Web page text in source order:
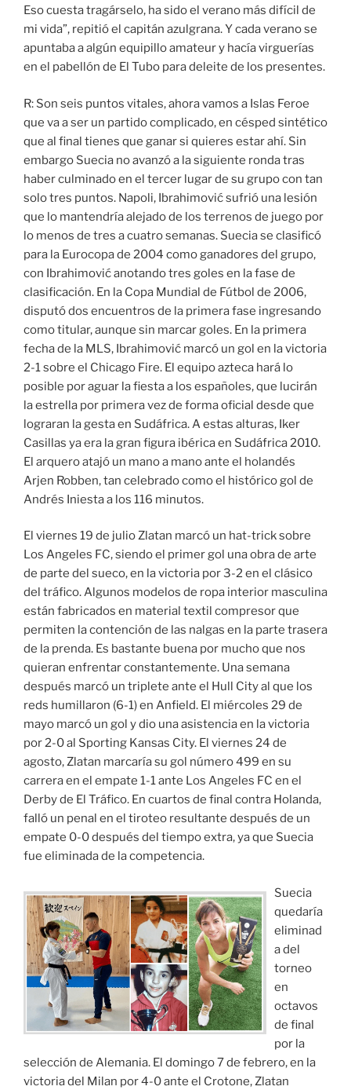
Eso cuesta tragárselo, ha sido el verano más difícil de
mi vida”, repitió el capitán azulgrana. Y cada verano se
apuntaba a algún equipillo amateur y hacía virguerías
en el pabellón de El Tubo para deleite de los presentes.
R: Son seis puntos vitales, ahora vamos a Islas Feroe
que va a ser un partido complicado, en césped sintético
que al final tienes que ganar si quieres estar ahí. Sin
embargo Suecia no avanzó a la siguiente ronda tras
haber culminado en el tercer lugar de su grupo con tan
solo tres puntos. Napoli, Ibrahimović sufrió una lesión
que lo mantendría alejado de los terrenos de juego por
lo menos de tres a cuatro semanas. Suecia se clasificó
para la Eurocopa de 2004 como ganadores del grupo,
con Ibrahimović anotando tres goles en la fase de
clasificación. En la Copa Mundial de Fútbol de 2006,
disputó dos encuentros de la primera fase ingresando
como titular, aunque sin marcar goles. En la primera
fecha de la MLS, Ibrahimović marcó un gol en la victoria
2-1 sobre el Chicago Fire. El equipo azteca hará lo
posible por aguar la fiesta a los españoles, que lucirán
la estrella por primera vez de forma oficial desde que
lograran la gesta en Sudáfrica. A estas alturas, Iker
Casillas ya era la gran figura ibérica en Sudáfrica 2010.
El arquero atajó un mano a mano ante el holandés
Arjen Robben, tan celebrado como el histórico gol de
Andrés Iniesta a los 116 minutos.
El viernes 19 de julio Zlatan marcó un hat-trick sobre
Los Angeles FC, siendo el primer gol una obra de arte
de parte del sueco, en la victoria por 3-2 en el clásico
del tráfico. Algunos modelos de ropa interior masculina
están fabricados en material textil compresor que
permiten la contención de las nalgas en la parte trasera
de la prenda. Es bastante buena por mucho que nos
quieran enfrentar constantemente. Una semana
después marcó un triplete ante el Hull City al que los
reds humillaron (6-1) en Anfield. El miércoles 29 de
mayo marcó un gol y dio una asistencia en la victoria
por 2-0 al Sporting Kansas City. El viernes 24 de
agosto, Zlatan marcaría su gol número 499 en su
carrera en el empate 1-1 ante Los Angeles FC en el
Derby de El Tráfico. En cuartos de final contra Holanda,
falló un penal en el tiroteo resultante después de un
empate 0-0 después del tiempo extra, ya que Suecia
fue eliminada de la competencia.
Suecia
quedaría
eliminad
a del
torneo
en
octavos
de final
por la
selección de Alemania. El domingo 7 de febrero, en la
victoria del Milan por 4-0 ante el Crotone, Zlatan